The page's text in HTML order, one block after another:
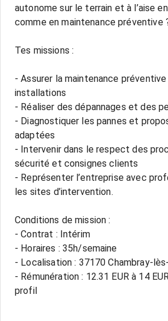
autonome sur le terrain et à l’aise
comme en maintenance préventive
Tes missions :
- Assurer la maintenance
installations
- Réaliser des dépannages et des
- Diagnostiquer les pannes et
adaptées
- Intervenir dans le respect des
sécurité et consignes clients
- Représenter l’entreprise avec
les sites d’intervention.
Conditions de mission :
- Contrat : Intérim
- Horaires : 35h/semaine
- Localisation : 37170 Chambray-
- Rémunération : 12.31 EUR à 14
profil